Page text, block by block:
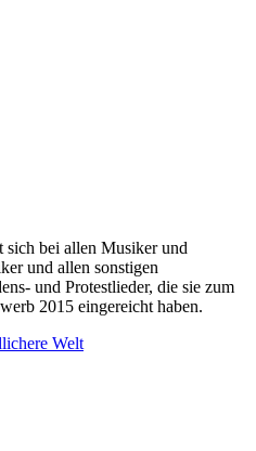
sich bei allen Musiker und
und allen sonstigen
und Protestlieder, die sie zum
2015 eingereicht haben.
Welt